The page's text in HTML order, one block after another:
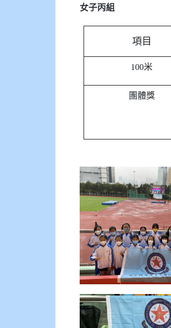
女子丙組
項目
100米
團體獎